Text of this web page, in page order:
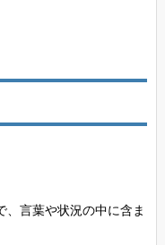
、言葉や状況の中に含ま